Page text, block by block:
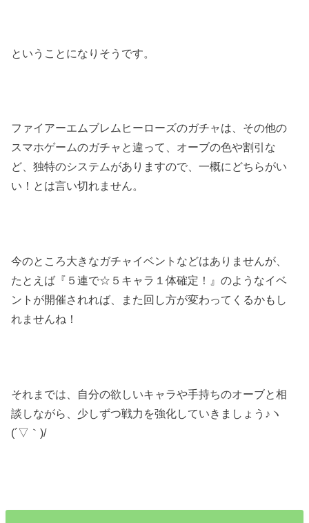
ということになりそうです。
ファイアーエムブレムヒーローズのガチャは、その他の
スマホゲームのガチャと違って、オーブの色や割引な
ど、独特のシステムがありますので、一概にどちらがい
い！とは言い切れません。
今のところ大きなガチャイベントなどはありませんが、
たとえば『５連で☆５キャラ１体確定！』のようなイベ
ントが開催されれば、また回し方が変わってくるかもし
れませんね！
それまでは、自分の欲しいキャラや手持ちのオーブと相
談しながら、少しずつ戦力を強化していきましょう♪ヽ
(´▽｀)/